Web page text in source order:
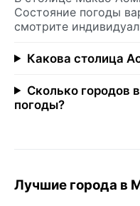
Состояние погоды
смотрите
Какова столица
Сколько городов
погоды?
Лучшие города в